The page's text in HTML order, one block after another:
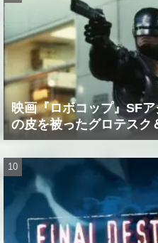
映画『ロボコップ』SF
の皮を被ったグロテスク
ィ！？